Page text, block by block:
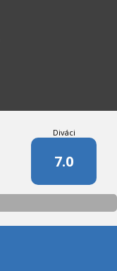
Diváci
7.0